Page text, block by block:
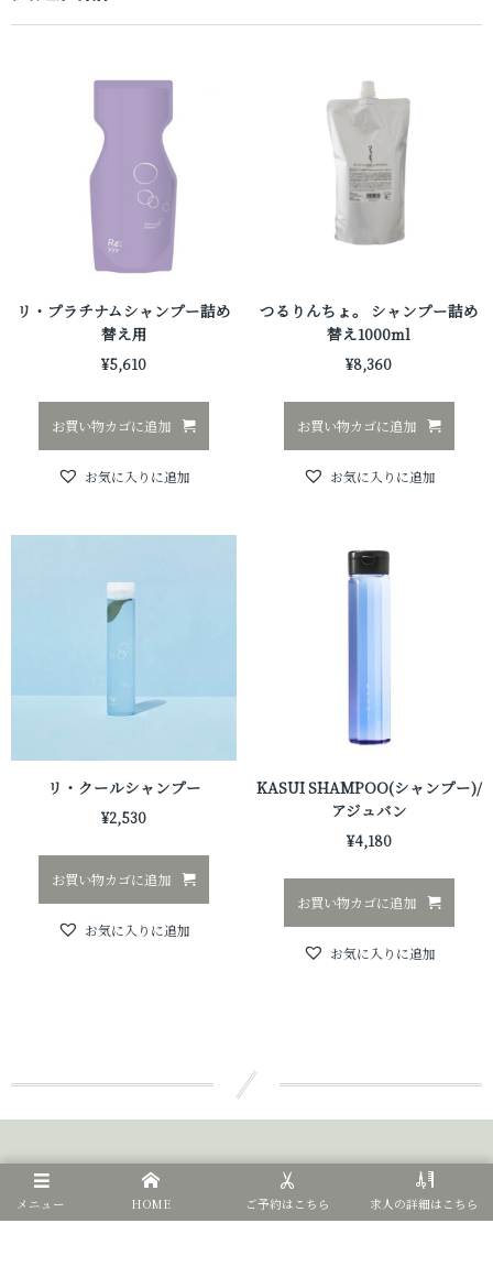
リ・プラチナムシャンプー詰め
替え用
¥5,610
お買い物カゴに追加
お気に入りに追加
つるりんちょ。 シャンプー詰め
替え1000ml
¥8,360
お買い物カゴに追加
お気に入りに追加
リ・クールシャンプー
¥2,530
お買い物カゴに追加
お気に入りに追加
KASUI SHAMPOO(シャンプー)/
アジュバン
¥4,180
お買い物カゴに追加
お気に入りに追加
CICATA
メニュー
HOME ご予約はこちら 求人の詳細はこちら